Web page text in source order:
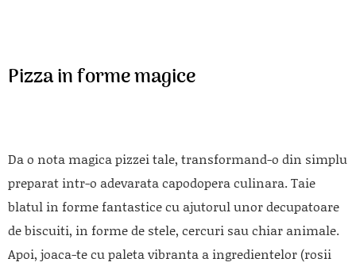
Pizza in forme magice
Da o nota magica pizzei tale, transformand-o din simplu
preparat intr-o adevarata capodopera culinara. Taie
blatul in forme fantastice cu ajutorul unor decupatoare
de biscuiti, in forme de stele, cercuri sau chiar animale.
Apoi, joaca-te cu paleta vibranta a ingredientelor (rosii